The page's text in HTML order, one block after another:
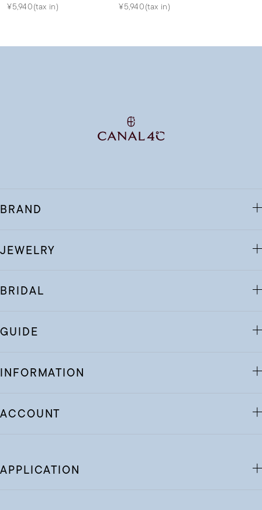
¥5,940(tax in) ¥5,940(tax in)
BRAND
JEWELRY
BRIDAL
GUIDE
INFORMATION
ACCOUNT
APPLICATION